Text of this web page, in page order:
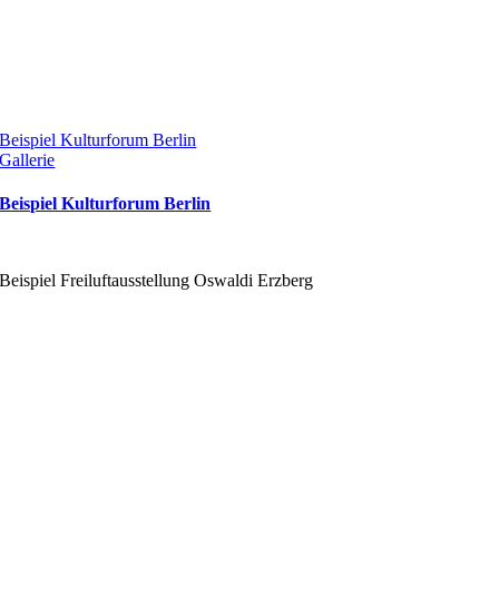
Beispiel Kulturforum Berlin
Gallerie
Beispiel Kulturforum Berlin
Beispiel Freiluftausstellung Oswaldi Erzberg